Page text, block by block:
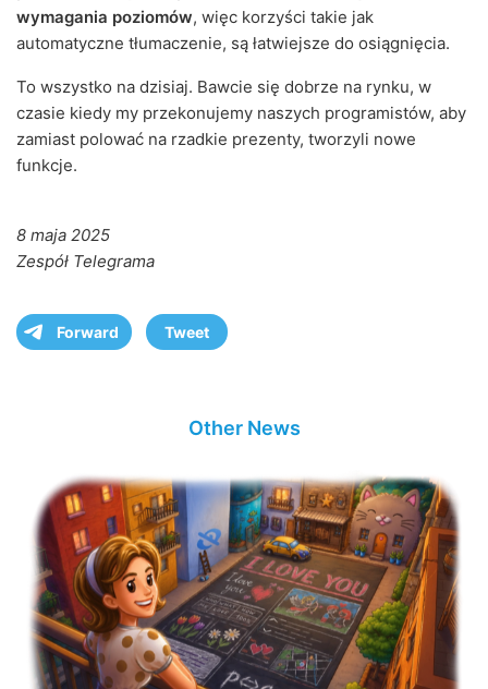
wymagania poziomów, więc korzyści takie jak
automatyczne tłumaczenie, są łatwiejsze do osiągnięcia.
To wszystko na dzisiaj. Bawcie się dobrze na rynku, w
czasie kiedy my przekonujemy naszych programistów, aby
zamiast polować na rzadkie prezenty, tworzyli nowe
funkcje.
8 maja 2025
Zespół Telegrama
Forward Tweet
Other News